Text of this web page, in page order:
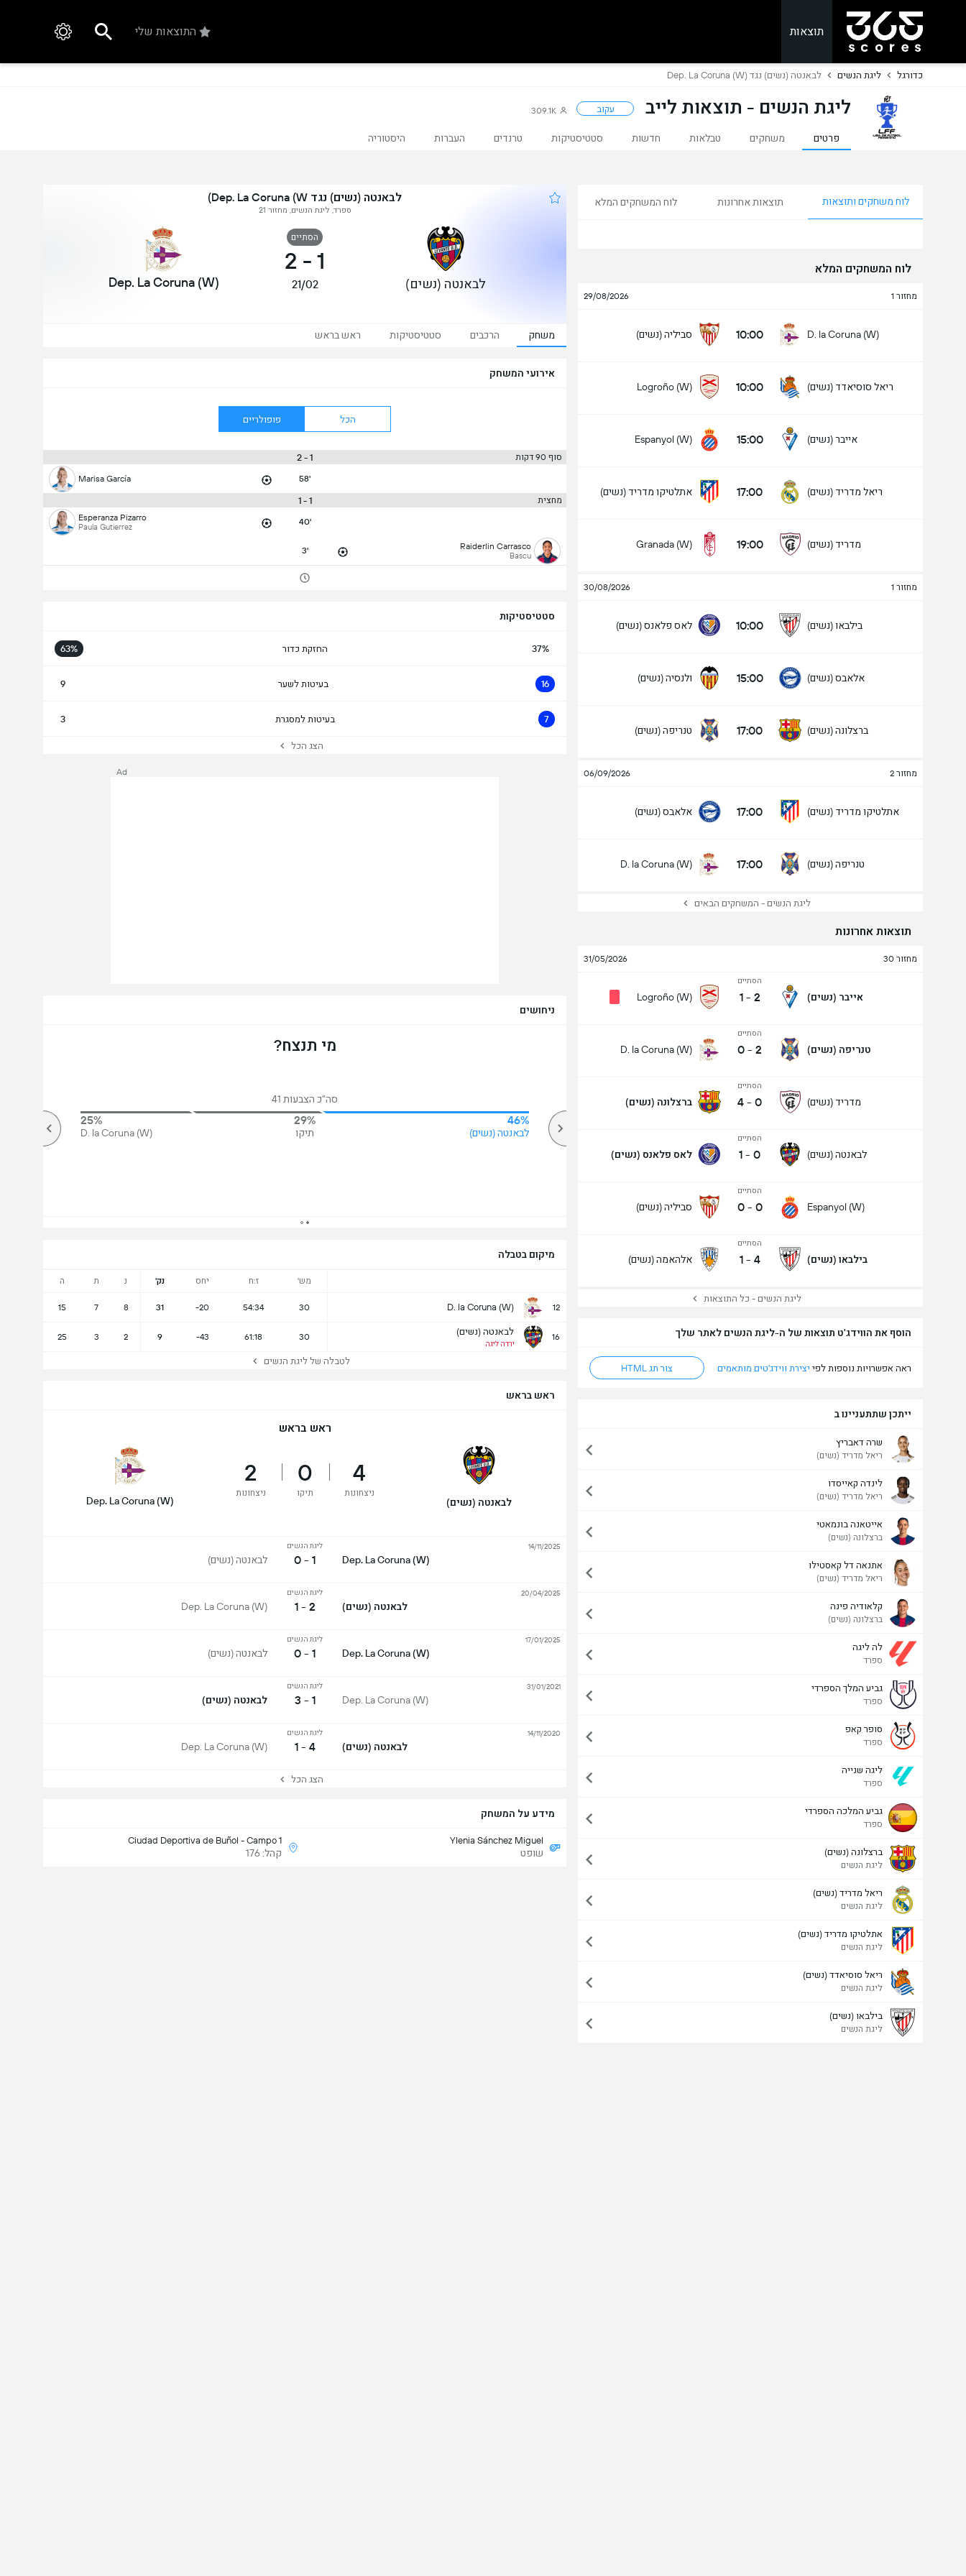
תוצאות התוצאות שלי
כדורגל ליגת הנשים לבאנטה (נשים) נגד Dep. La Coruna (W)
ליגת הנשים - תוצאות לייב עקוב 309.1K
פרטים משחקים טבלאות חדשות סטטיסטיקות טרנדים העברות היסטוריה
לוח משחקים ותוצאות תוצאות אחרונות לוח המשחקים המלא
לוח המשחקים המלא
מחזור 1 29/08/2026
D. la Coruna (W)
10:00 סביליה (נשים)
ריאל סוסיאדד (נשים) 10:00
Logroño (W)
אייבר (נשים) 15:00
Espanyol (W)
ריאל מדריד (נשים) 17:00 אתלטיקו מדריד (נשים)
מדריד (נשים) 19:00
Granada (W)
מחזור 1 30/08/2026
בילבאו (נשים) 10:00 לאס פלאנס (נשים)
אלאבס (נשים) 15:00 ולנסיה (נשים)
ברצלונה (נשים) 17:00 טנריפה (נשים)
מחזור 2 06/09/2026
אתלטיקו מדריד (נשים) 17:00 אלאבס (נשים)
טנריפה (נשים) 17:00
D. la Coruna (W)
ליגת הנשים - המשחקים הבאים
תוצאות אחרונות
מחזור 30 31/05/2026
אייבר (נשים)
הסתיים
2
-
1
Logroño (W)
טנריפה (נשים)
הסתיים
2
-
0
D. la Coruna (W)
מדריד (נשים)
הסתיים
0
-
4 ברצלונה (נשים)
לבאנטה (נשים)
הסתיים
0
-
1 לאס פלאנס (נשים)
Espanyol (W)
הסתיים
0
-
0 סביליה (נשים)
בילבאו (נשים)
הסתיים
4
-
1 אלהאמה (נשים)
ליגת הנשים - כל התוצאות
הוסף את הווידג'ט תוצאות של ה-ליגת הנשים לאתר שלך
ראה אפשרויות נוספות לפי יצירת ווידג'טים מותאמים צור תג HTML
ייתכן שתתעניינו ב
שרה דאבריץ
ריאל מדריד (נשים)
לינדה קאייסדו
ריאל מדריד (נשים)
אייטאנה בונמאטי
ברצלונה (נשים)
אתנאה דל קאסטילו
ריאל מדריד (נשים)
קלאודיה פינה
ברצלונה (נשים)
לה ליגה
ספרד
גביע המלך הספרדי
ספרד
סופר קאפ
ספרד
ליגה שנייה
ספרד
גביע המלכה הספרדי
ספרד
ברצלונה (נשים)
ליגת הנשים
ריאל מדריד (נשים)
ליגת הנשים
אתלטיקו מדריד (נשים)
ליגת הנשים
ריאל סוסיאדד (נשים)
ליגת הנשים
בילבאו (נשים)
ליגת הנשים
לבאנטה (נשים) נגד Dep. La Coruna (W)
ספרד, ליגת הנשים, מחזור 21
לבאנטה (נשים)
הסתיים
1
-
2
21/02
Dep. La Coruna (W)
משחק הרכבים סטטיסטיקות ראש בראש
אירועי המשחק
הכל פופולריים
סוף 90 דקות 1 - 2
58'
Marisa García
מחצית 1 - 1
40'
Esperanza Pizarro
Paula Gutierrez
Raiderlin Carrasco
Bascu
3'
סטטיסטיקות
37% החזקת כדור 63%
16 בעיטות לשער 9
7 בעיטות למסגרת 3
הצג הכל
מידע על המשחק
Ylenia Sánchez Miguel
שופט
Ciudad Deportiva de Buñol - Campo 1
קהל: 176
מיקום בטבלה
מש' ז:ח יחס נק' נ ת ה
12
D. la Coruna (W)
30
54:34
-20
31
8
7
15
16 לבאנטה (נשים)
ירדה ליגה
30
61:18
-43
9
2
3
25
לטבלה של ליגת הנשים
ניחושים
מי תנצח?
סה"כ הצבעות 41
46%
לבאנטה (נשים)
29%
תיקו
25%
D. la Coruna (W)
מעל/מתחת שערים - 90 דק' (2.5)
ראש בראש
ראש בראש
לבאנטה (נשים)
4
ניצחונות
0
תיקו
2
ניצחונות
Dep. La Coruna (W)
Dep. La Coruna (W)
ליגת הנשים
1 - 0 לבאנטה (נשים)
14/11/2025
לבאנטה (נשים)
ליגת הנשים
2 - 1
Dep. La Coruna (W)
20/04/2025
Dep. La Coruna (W)
ליגת הנשים
1 - 0 לבאנטה (נשים)
17/01/2025
Dep. La Coruna (W)
ליגת הנשים
1 - 3 לבאנטה (נשים)
31/01/2021
לבאנטה (נשים)
ליגת הנשים
4 - 1
Dep. La Coruna (W)
14/11/2020
הצג הכל
Ad